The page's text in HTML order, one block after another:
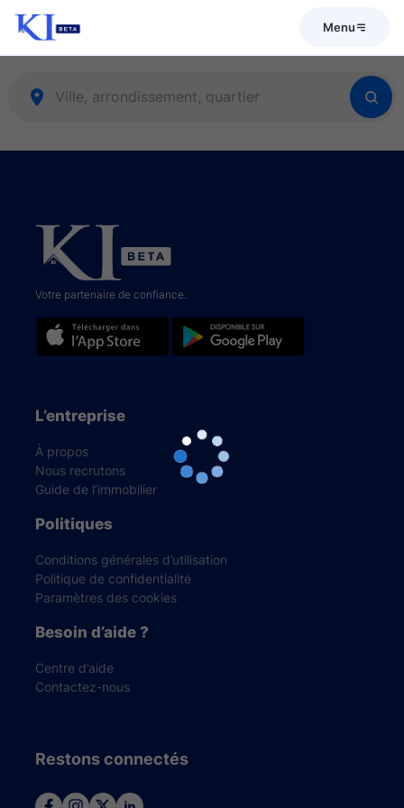
Menu
Votre partenaire de confiance.
L’entreprise
À propos
Nous recrutons
Guide de l’immobilier
Politiques
Conditions générales d’utilisation
Politique de confidentialité
Paramètres des cookies
Besoin d’aide ?
Centre d’aide
Contactez-nous
Restons connectés